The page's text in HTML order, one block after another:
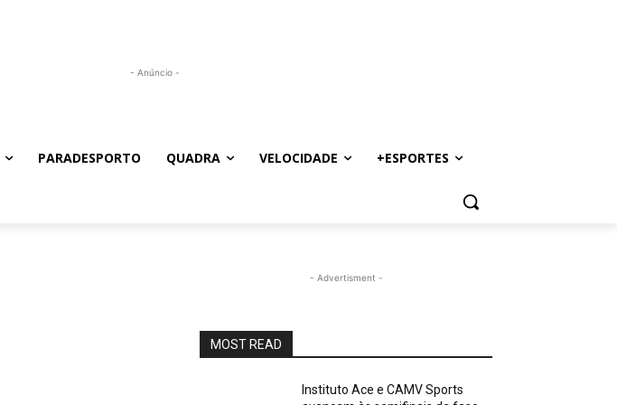
- Anúncio -
PARADESPORTO QUADRA VELOCIDADE +ESPORTES
- Advertisment -
MOST READ
Instituto Ace e CAMV Sports